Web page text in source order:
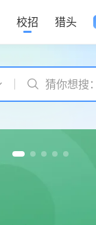
校招 猎头
猜你想搜
猜你想搜
猜你想搜